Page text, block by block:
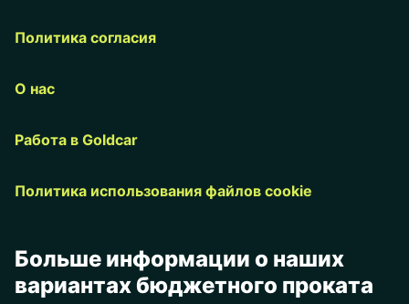
Политика согласия
О нас
Работа в Goldcar
Политика использования файлов cookie
Больше информации о наших
вариантах бюджетного проката